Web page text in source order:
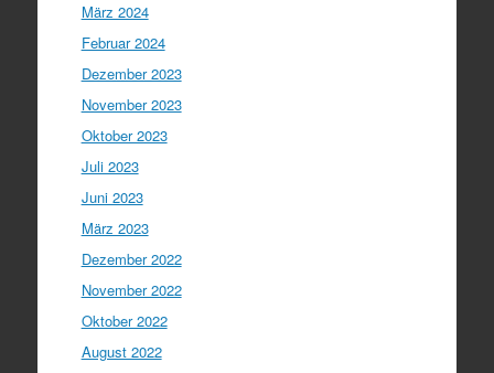
März 2024
Februar 2024
Dezember 2023
November 2023
Oktober 2023
Juli 2023
Juni 2023
März 2023
Dezember 2022
November 2022
Oktober 2022
August 2022